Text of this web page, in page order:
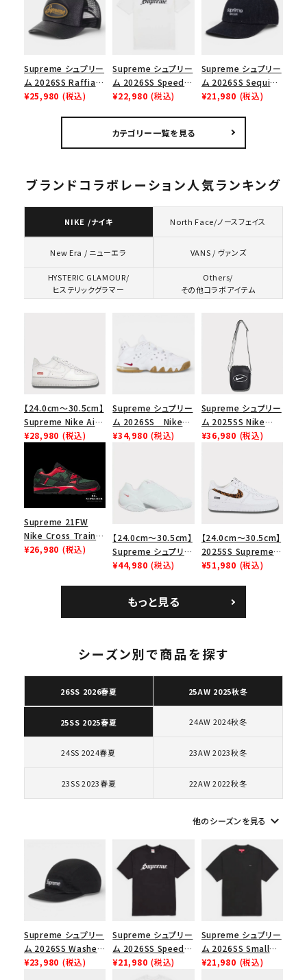
キーワードから探す
search
2025AW 2025SS
Tシャツ・ロングスリーブ
キャップ・ハット
ショルダー・ウエストバッグ
ボックスロゴ ブラックスウェット
コラボレーションブランドから探す
シーズンから探す
在庫のない商品を表示する
ップ ブラック
Supreme シュプリー
ム 2026SS Raffia
Mesh Back 5-Panel
¥25,980 (税込)
Supreme シュプリー
ム 2026SS Speed
Tee スピードTシャツ
¥22,980 (税込)
Supreme シュプリー
ム 2026SS Sequin
Denim Classic
シックロゴ 6パネルキ
ャップ ブラック
¥21,980 (税込)
カテゴリー一覧を見る
ブランドコラボレーション人気ランキング
NIKE /ナイキ North Face/ノースフェイス
New Era / ニューエラ VANS / ヴァンズ
HYSTERIC GLAMOUR/
ヒステリックグラマー
Others/
その他コラボアイテム
【24.0cm～30.5cm】
Supreme Nike Air
Force 1 Low シュプ
ース１スニーカー シ
ューズ ホワイト
¥28,980 (税込)
Supreme シュプリー
ム 2026SS Nike
SB Air Max 2 CB 94
¥34,980 (税込)
Supreme シュプリー
ム 2025SS Nike
Leather Shoulder
¥36,980 (税込)
Supreme 21FW
Nike Cross Trainer
Low ナイキクロスト
¥26,980 (税込)
【24.0cm～30.5cm】
Supreme シュプリー
ム 2023AW Nike
カー ホワイト 白
¥44,980 (税込)
【24.0cm～30.5cm】
2025SS Supreme
GOODENOUGH
ムグッドイナフ ナイキ
エアフォース１スニー
ト
¥51,980 (税込)
もっと見る
シーズン別で商品を探す
26SS 2026春夏 25AW 2025秋冬
25SS 2025春夏 24AW 2024秋冬
24SS 2024春夏 23AW 2023秋冬
23SS 2023春夏 22AW 2022秋冬
他のシーズンを見る keyboard_arrow_down
Supreme シュプリー
ム 2026SS Washed
Chino Twill Camp
¥23,980 (税込)
Supreme シュプリー
ム 2026SS Speed
Tee スピードTシャツ
¥21,980 (税込)
Supreme シュプリー
ム 2026SS Small
Box Tee スモールボ
¥21,980 (税込)